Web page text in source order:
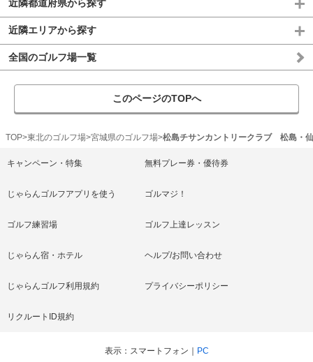
近隣都道府県から探す
近隣エリアから探す
全国のゴルフ場一覧
このページのTOPへ
TOP 東北のゴルフ場 宮城県のゴルフ場 松島チサンカントリークラブ 松島・
キャンペーン・特集 無料プレー券・優待券
じゃらんゴルフアプリを使う ゴルマジ！
ゴルフ練習場 ゴルフ上達レッスン
じゃらん宿・ホテル ヘルプ/お問い合わせ
じゃらんゴルフ利用規約 プライバシーポリシー
リクルートID規約
表示 スマートフォン PC